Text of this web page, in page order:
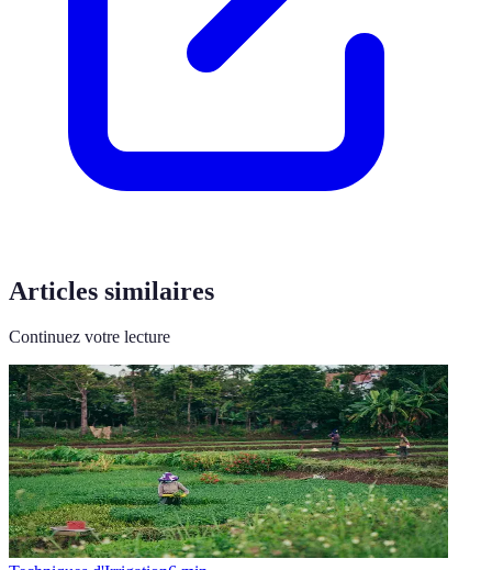
Articles similaires
Continuez votre lecture